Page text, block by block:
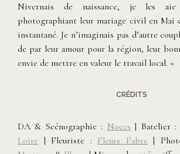
Nivernais de naissance, je les
photographiant leur mariage civil en Mai
instantané. Je n’imaginais pas d’autre
de par leur amour pour la région, leur
envie de mettre en valeur le travail local. »
CRÉDITS
DA & Scénographie : Noces | Batelier :
Loire | Fleuriste : Fleurs Fabre |